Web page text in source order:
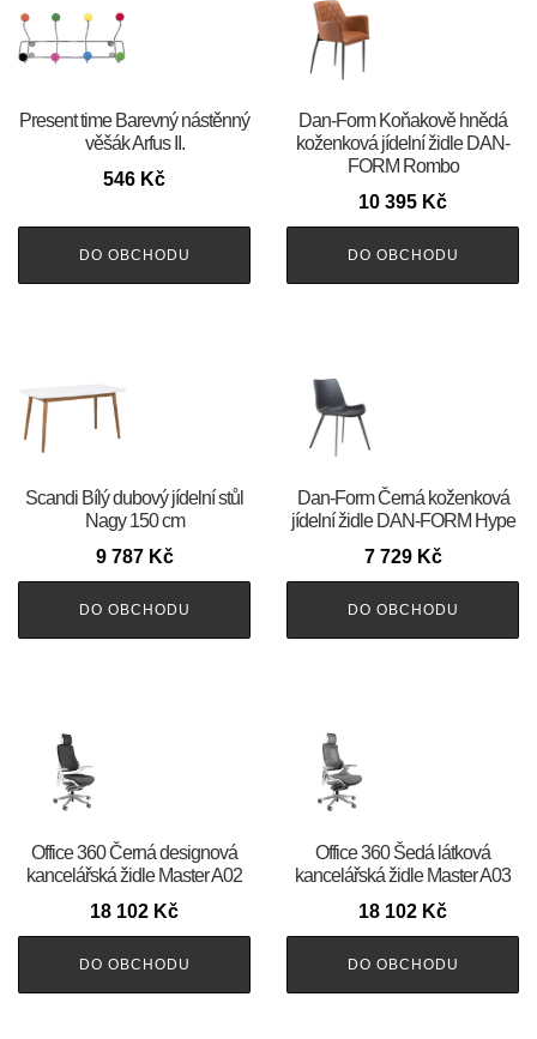
Present time Barevný nástěnný
věšák Arfus II.
546 Kč
DO OBCHODU
​​​​​Dan-Form Koňakově hnědá
koženková jídelní židle DAN-
FORM Rombo
10 395 Kč
DO OBCHODU
Scandi Bílý dubový jídelní stůl
Nagy 150 cm
9 787 Kč
DO OBCHODU
​​​​​Dan-Form Černá koženková
jídelní židle DAN-FORM Hype
7 729 Kč
DO OBCHODU
Office 360 Černá designová
kancelářská židle Master A02
18 102 Kč
DO OBCHODU
Office 360 Šedá látková
kancelářská židle Master A03
18 102 Kč
DO OBCHODU